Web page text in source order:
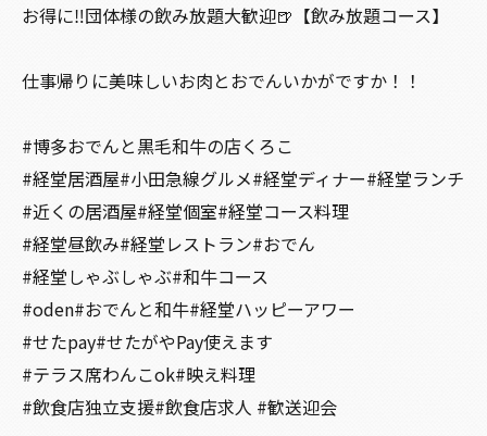
お得に‼️団体様の飲み放題大歓迎🍺【飲み放題コース】
仕事帰りに美味しいお肉とおでんいかがですか！！
#博多おでんと黒毛和牛の店くろこ
#経堂居酒屋#小田急線グルメ#経堂ディナー#経堂ランチ
#近くの居酒屋#経堂個室#経堂コース料理
#経堂昼飲み#経堂レストラン#おでん
#経堂しゃぶしゃぶ#和牛コース
#oden#おでんと和牛#経堂ハッピーアワー
#せたpay#せたがやPay使えます
#テラス席わんこok#映え料理
#飲食店独立支援#飲食店求人 #歓送迎会